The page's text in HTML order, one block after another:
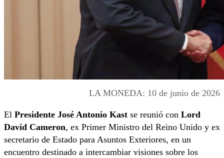
LA MONEDA: 10 de junio de 2026
El Presidente José Antonio Kast se reunió con Lord
David Cameron, ex Primer Ministro del Reino Unido y ex
secretario de Estado para Asuntos Exteriores, en un
encuentro destinado a intercambiar visiones sobre los